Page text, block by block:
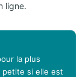
ligne.
la plus
petite si elle est